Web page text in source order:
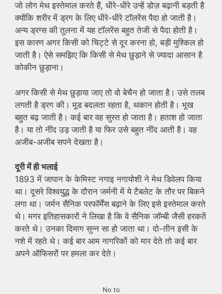
जो लोग मेथ इस्तेमाल करते हैं, धीरे-धीरे उन्हें डोज़ बढ़ानी बड़ती है
क्योंकि शरीर में ड्रग के लिए धीरे-धीरे टॉलरेंस पैदा हो जाती है।
अन्य ड्रग्स की तुलना में यह टॉलरेंस बहुत तेजी से पैदा होती है।
इस कारण अगर किसी को चिट्टे से दूर करना हो, बड़ी मुश्किल हो
जाती है। ऐसे समझिए कि किसी से मेथ छुड़ाने से ज्यादा आसान है
कोकीन छुड़ाना।
अगर किसी से मेथ छुड़ाया जाए तो वो बेचैन हो जाता है। उसे तलब
लगती है ड्रग की। मूड बदलता रहता है, थकान होती है। भूख
बहुत बढ़ जाती है। कई बार वह सुस्त हो जाता है। हताश हो जाता
है। या तो नींद उड़ जाती है या फिर उसे बहुत नींद आती है। वह
अजीब-अजीब सपने देखता है।
दूरी में ही भलाई
1893 में जापान के केमिस्ट नगाइ नगायोशी ने मेथ डिवेलप किया
था। दूसरे विश्वयुद्ध के दौरान जर्मनी में ये टैबलेट के तौर पर बिकने
लगा था। जर्मन सैनिक परफॉर्मेंस बढ़ाने के लिए इसे इस्तेमाल करते
थे। मगर इतिहासकारों ने लिखा है कि वे सैनिक जॉम्बी जैसी हरकतें
करते थे। उनका दिमाग सुन्न सा हो जाता था। दो-तीन इसी के
नशे में रहते थे। कई बार आम नागरिकों को मार देते तो कई बार
अपने ऑफिसरों पर हमला कर देते।
No to